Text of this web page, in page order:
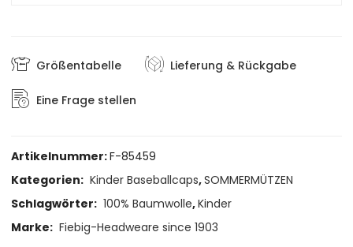
Größentabelle Lieferung & Rückgabe
Eine Frage stellen
Artikelnummer:F-85459
Kategorien: Kinder Baseballcaps,SOMMERMÜTZEN
Schlagwörter: 100% Baumwolle,Kinder
Marke: Fiebig-Headweare since 1903